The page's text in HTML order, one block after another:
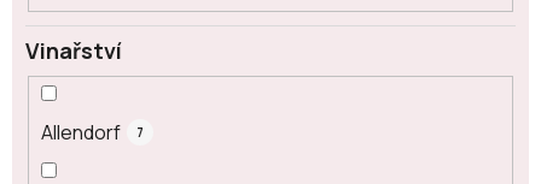
Vinařství
Allendorf 7